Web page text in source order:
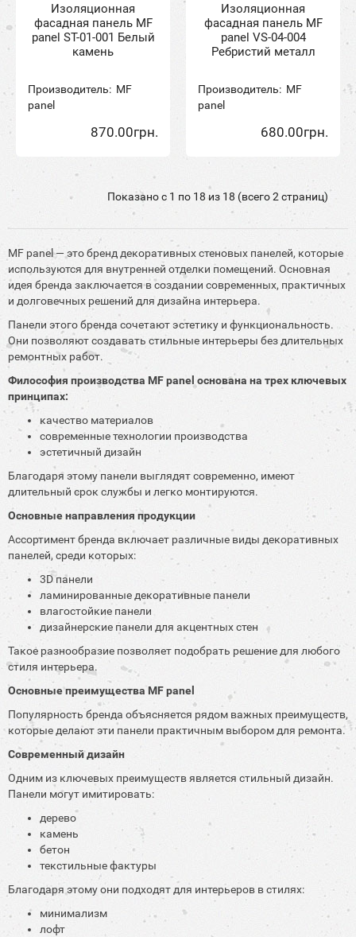
Изоляционная
фасадная панель MF
panel ST-01-001 Белый
камень
Производитель: MF
panel
870.00грн.
Изоляционная
фасадная панель MF
panel VS-04-004
Ребристий металл
Производитель: MF
panel
680.00грн.
Показано с 1 по 18 из 18 (всего 2 страниц)
MF panel — это бренд декоративных стеновых панелей, которые
используются для внутренней отделки помещений. Основная
идея бренда заключается в создании современных, практичных
и долговечных решений для дизайна интерьера.
Панели этого бренда сочетают эстетику и функциональность.
Они позволяют создавать стильные интерьеры без длительных
ремонтных работ.
Философия производства MF panel основана на трех ключевых
принципах:
качество материалов
современные технологии производства
эстетичный дизайн
Благодаря этому панели выглядят современно, имеют
длительный срок службы и легко монтируются.
Основные направления продукции
Ассортимент бренда включает различные виды декоративных
панелей, среди которых:
3D панели
ламинированные декоративные панели
влагостойкие панели
дизайнерские панели для акцентных стен
Такое разнообразие позволяет подобрать решение для любого
стиля интерьера.
Основные преимущества MF panel
Популярность бренда объясняется рядом важных преимуществ,
которые делают эти панели практичным выбором для ремонта.
Современный дизайн
Одним из ключевых преимуществ является стильный дизайн.
Панели могут имитировать:
дерево
камень
бетон
текстильные фактуры
Благодаря этому они подходят для интерьеров в стилях:
минимализм
лофт